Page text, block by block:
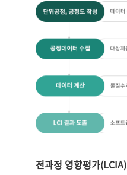
전과정 영향평가(LCIA)